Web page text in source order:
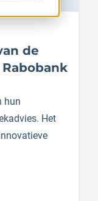
de
hun
Het